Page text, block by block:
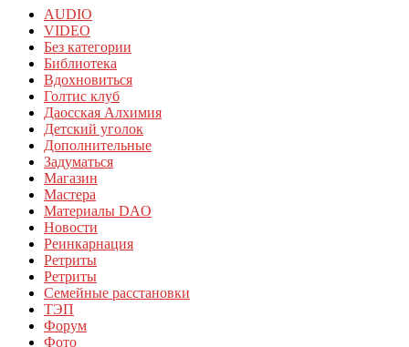
AUDIO
VIDEO
Без категории
Библиотека
Вдохновиться
Голтис клуб
Даосская Алхимия
Детский уголок
Дополнительные
Задуматься
Магазин
Мастера
Материалы DAO
Новости
Реинкарнация
Ретриты
Ретриты
Семейные расстановки
ТЭП
Форум
Фото